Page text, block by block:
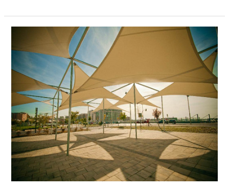
design
pour
voiles
d’ombrage
personnalisées
en
France